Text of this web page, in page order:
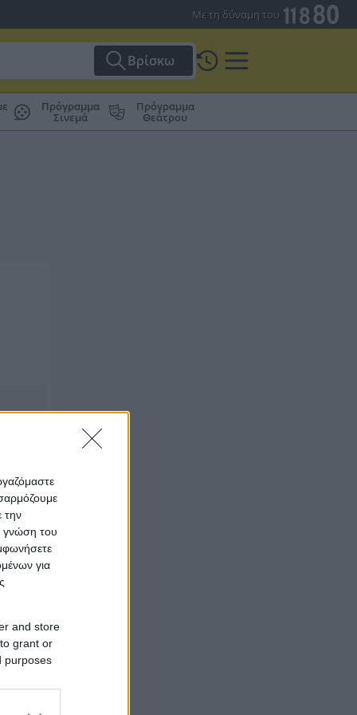
την
γνώση του
για
and store
grant or
purposes
Με τη δύναμη του
Βρίσκω
Πρόγραμμα
Σινεμά
Πρόγραμμα
Θεάτρου